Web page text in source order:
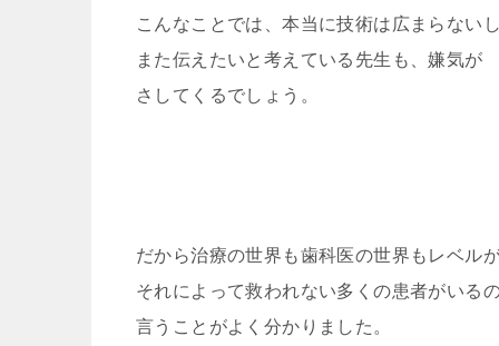
こんなことでは、本当に技術は広まらないし
また伝えたいと考えている先生も、嫌気が
さしてくるでしょう。
だから治療の世界も歯科医の世界もレベルが
それによって救われない多くの患者がいる
言うことがよく分かりました。